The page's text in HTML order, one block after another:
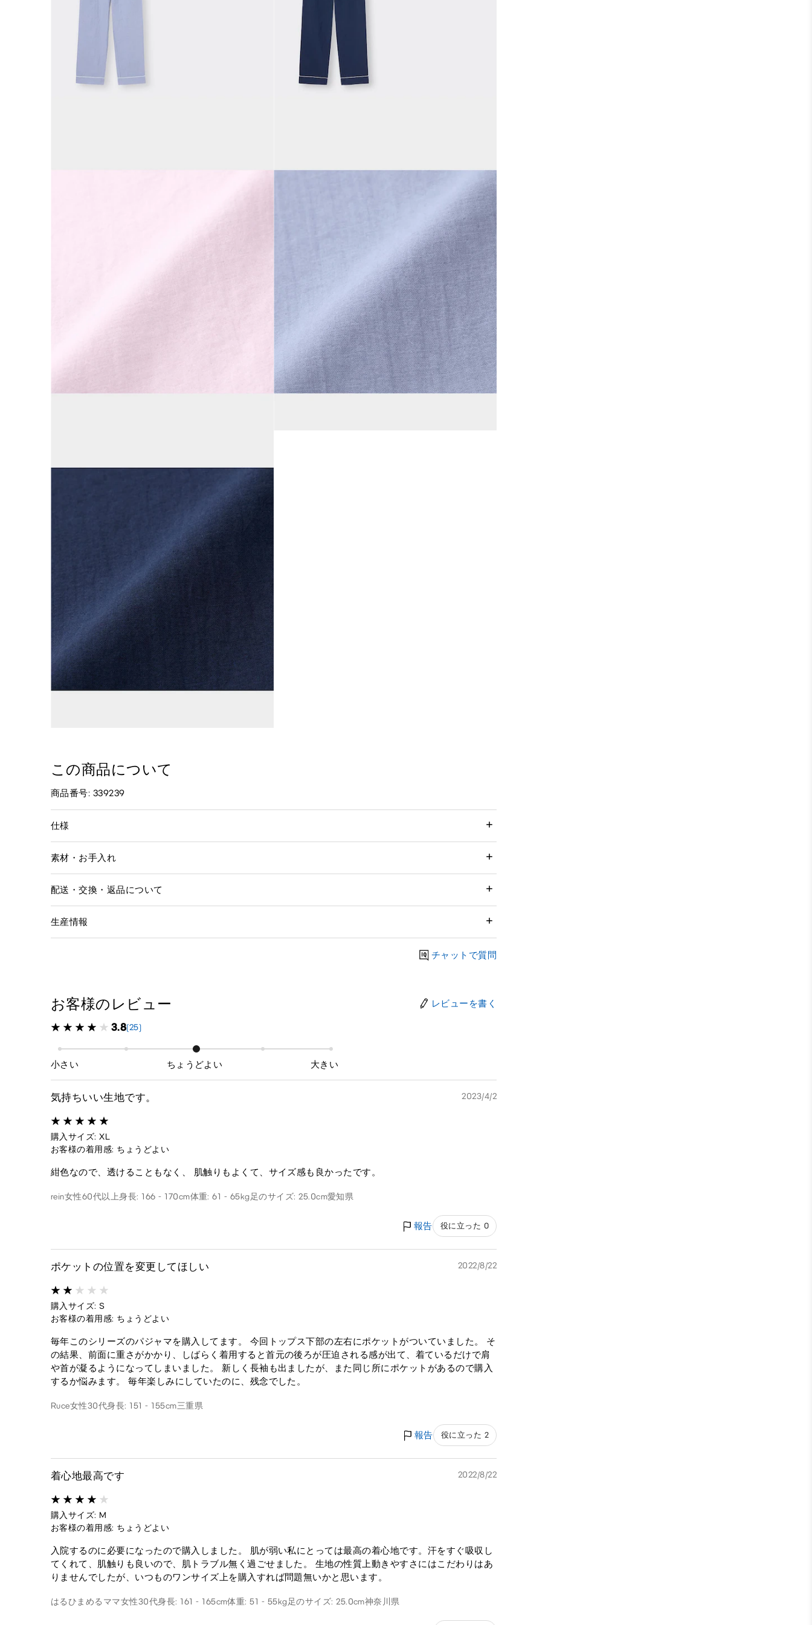
この商品について
商品番号: 339239
仕様
素材・お手入れ
配送・交換・返品について
生産情報
チャットで質問
お客様のレビュー レビューを書く
3.8(25)
小さい ちょうどよい 大きい
気持ちいい生地です。 2023/4/2
購入サイズ: XL
お客様の着用感: ちょうどよい
紺色なので、透けることもなく、 肌触りもよくて、サイズ感も良かったです。
rein女性60代以上身長: 166 - 170cm体重: 61 - 65kg足のサイズ: 25.0cm愛知県
報告 役に立った 0
ポケットの位置を変更してほしい 2022/8/22
購入サイズ: S
お客様の着用感: ちょうどよい
毎年このシリーズのパジャマを購入してます。 今回トップス下部の左右にポケットがついていました。 そ
の結果、前面に重さがかかり、しばらく着用すると首元の後ろが圧迫される感が出て、着ているだけで肩
や首が凝るようになってしまいました。 新しく長袖も出ましたが、また同じ所にポケットがあるので購入
するか悩みます。 毎年楽しみにしていたのに、残念でした。
Ruce女性30代身長: 151 - 155cm三重県
報告 役に立った 2
着心地最高です 2022/8/22
購入サイズ: M
お客様の着用感: ちょうどよい
入院するのに必要になったので購入しました。 肌が弱い私にとっては最高の着心地です。汗をすぐ吸収し
てくれて、肌触りも良いので、肌トラブル無く過ごせました。 生地の性質上動きやすさにはこだわりはあ
りませんでしたが、いつものワンサイズ上を購入すれば問題無いかと思います。
はるひまめるママ女性30代身長: 161 - 165cm体重: 51 - 55kg足のサイズ: 25.0cm神奈川県